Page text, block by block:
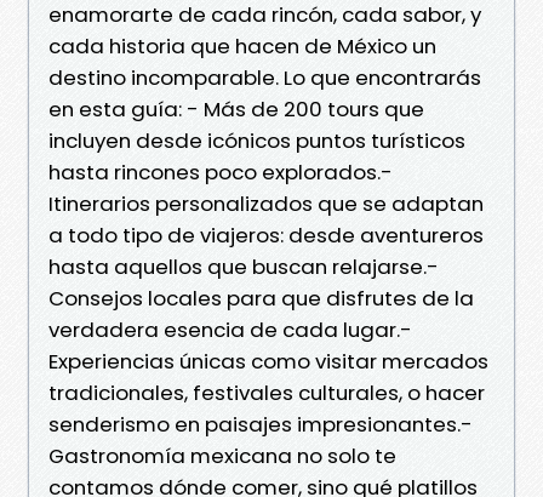
enamorarte de cada rincón, cada sabor, y
cada historia que hacen de México un
destino incomparable. Lo que encontrarás
en esta guía: - Más de 200 tours que
incluyen desde icónicos puntos turísticos
hasta rincones poco explorados.-
Itinerarios personalizados que se adaptan
a todo tipo de viajeros: desde aventureros
hasta aquellos que buscan relajarse.-
Consejos locales para que disfrutes de la
verdadera esencia de cada lugar.-
Experiencias únicas como visitar mercados
tradicionales, festivales culturales, o hacer
senderismo en paisajes impresionantes.-
Gastronomía mexicana no solo te
contamos dónde comer, sino qué platillos